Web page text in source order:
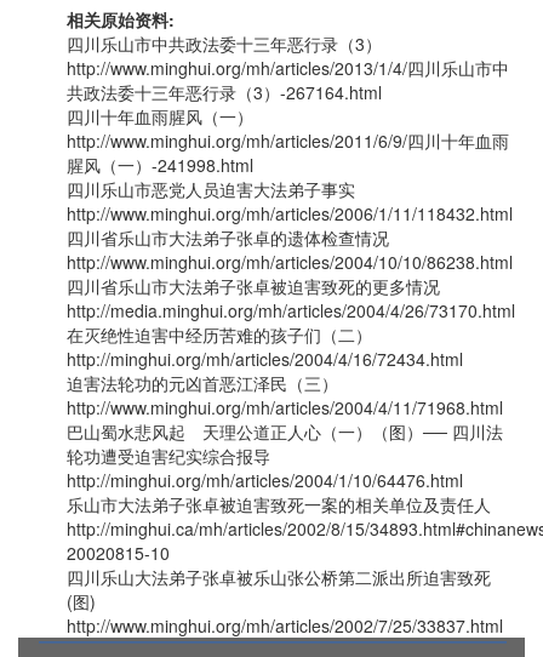
相关原始资料:
四川乐山市中共政法委十三年恶行录（3）
http://www.minghui.org/mh/articles/2013/1/4/四川乐山市中
共政法委十三年恶行录（3）-267164.html
四川十年血雨腥风（一）
http://www.minghui.org/mh/articles/2011/6/9/四川十年血雨
腥风（一）-241998.html
四川乐山市恶党人员迫害大法弟子事实
http://www.minghui.org/mh/articles/2006/1/11/118432.html
四川省乐山市大法弟子张卓的遗体检查情况
http://www.minghui.org/mh/articles/2004/10/10/86238.html
四川省乐山市大法弟子张卓被迫害致死的更多情况
http://media.minghui.org/mh/articles/2004/4/26/73170.html
在灭绝性迫害中经历苦难的孩子们（二）
http://minghui.org/mh/articles/2004/4/16/72434.html
迫害法轮功的元凶首恶江泽民（三）
http://www.minghui.org/mh/articles/2004/4/11/71968.html
巴山蜀水悲风起 天理公道正人心（一）（图）── 四川法
轮功遭受迫害纪实综合报导
http://minghui.org/mh/articles/2004/1/10/64476.html
乐山市大法弟子张卓被迫害致死一案的相关单位及责任人
http://minghui.ca/mh/articles/2002/8/15/
20020815-10
四川乐山大法弟子张卓被乐山张公桥第二派出所迫害致死
(图)
http://www.minghui.org/mh/articles/2002/7/25/33837.html